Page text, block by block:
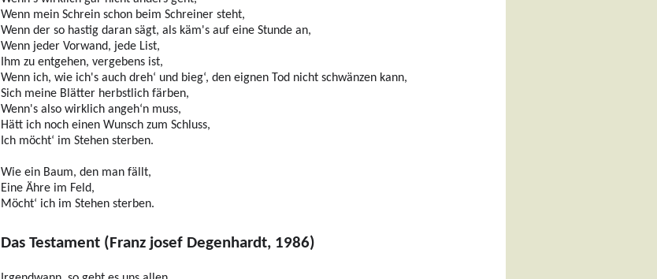
Wenn mein Schrein schon beim Schreiner steht,
Wenn der so hastig daran sägt, als käm's auf eine Stunde an,
Wenn jeder Vorwand, jede List,
Ihm zu entgehen, vergebens ist,
Wenn ich, wie ich's auch dreh‘ und bieg‘, den eignen Tod nicht schwänzen kann,
Sich meine Blätter herbstlich färben,
Wenn's also wirklich angeh‘n muss,
Hätt ich noch einen Wunsch zum Schluss,
Ich möcht‘ im Stehen sterben.
Wie ein Baum, den man fällt,
Eine Ähre im Feld,
Möcht‘ ich im Stehen sterben.
Das Testament (Franz josef Degenhardt, 1986)